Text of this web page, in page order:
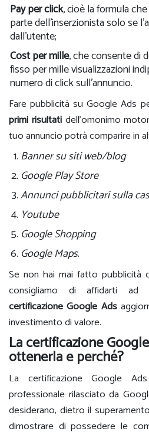
Pay per click, cioè la formula
parte dell’inserzionista solo se
dall’utente;
Cost per mille, che consente di
fisso per mille visualizzazioni
numero di click sull’annuncio.
Fare pubblicità su Google Ads
primi risultatidell’omonimo
tuo annuncio potrà comparire in
Banner su siti web/blog
Google Play Store
Annunci pubblicitari sulla
Youtube
Google Shopping
Google Maps.
Se non hai mai fatto pubblicità
consigliamo di affidarti ad
certificazione Google Ads
investimento di valore.
La certificazione
ottenerla e perché?
La certificazione Google
professionale rilasciato da
desiderano, dietro il
dimostrare di possedere le